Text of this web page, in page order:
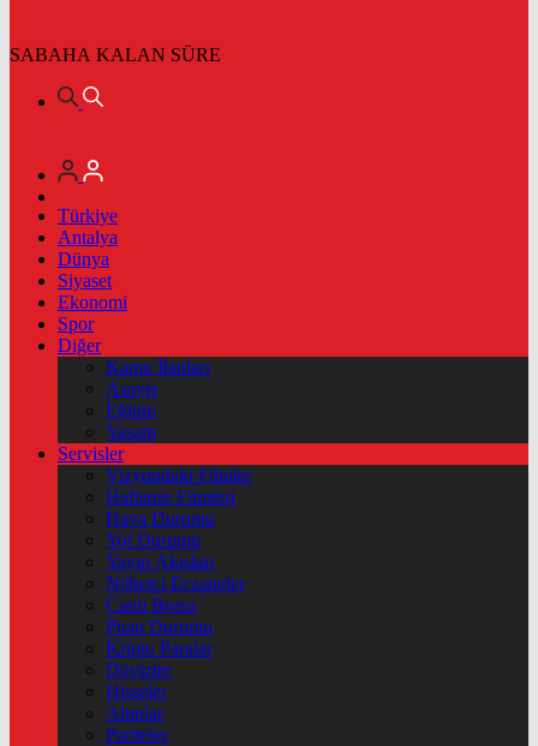
SABAHA KALAN SÜRE
Türkiye
Antalya
Dünya
Siyaset
Ekonomi
Spor
Diğer
Kamu İlanları
Asayiş
Eğitim
Yaşam
Servisler
Vizyondaki Filmler
Haftanin Filmleri
Hava Durumu
Yol Durumu
Yayın Akışları
Nöbetçi Eczaneler
Canlı Borsa
Puan Durumu
Kripto Paralar
Dövizler
Hisseler
Altınlar
Pariteler